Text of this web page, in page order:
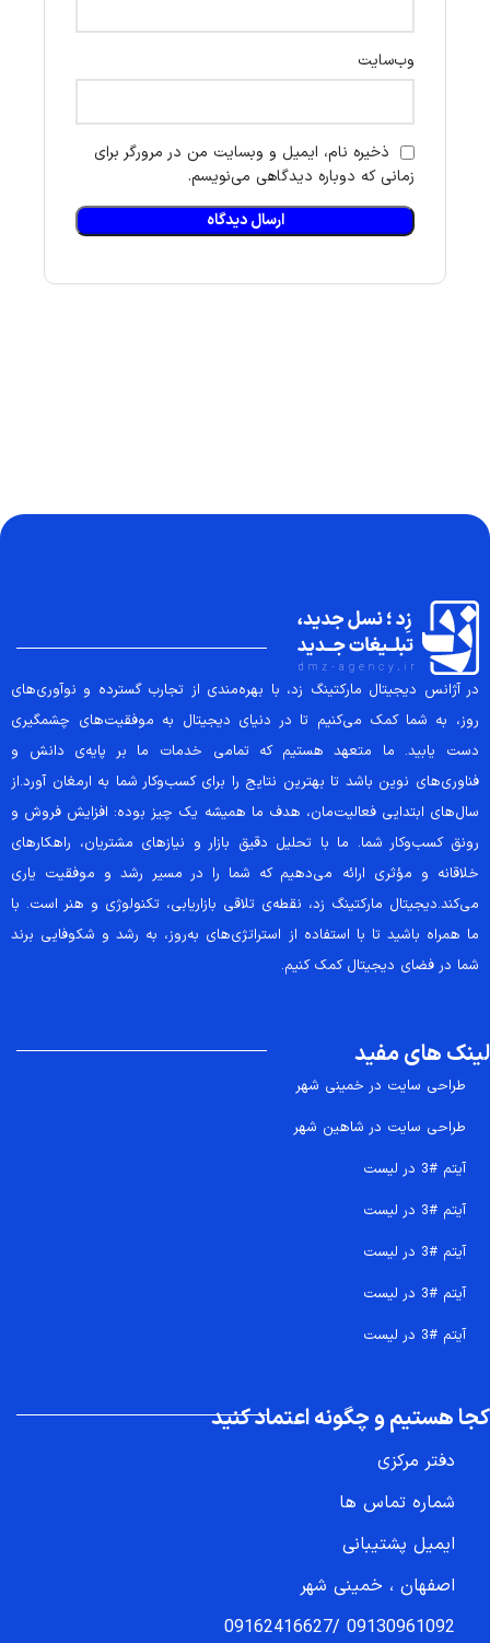
وب‌سایت
ذخیره نام، ایمیل و وبسایت من در مرورگر برای
زمانی که دوباره دیدگاهی می‌نویسم.
در آژانس دیجیتال مارکتینگ زد، با بهره‌مندی از تجارب گسترده و نوآوری‌های
روز، به شما کمک می‌کنیم تا در دنیای دیجیتال به موفقیت‌های چشمگیری
دست یابید. ما متعهد هستیم که تمامی خدمات ما بر پایه‌ی دانش و
فناوری‌های نوین باشد تا بهترین نتایج را برای کسب‌وکار شما به ارمغان آورد.از
سال‌های ابتدایی فعالیت‌مان، هدف ما همیشه یک چیز بوده: افزایش فروش و
رونق کسب‌وکار شما. ما با تحلیل دقیق بازار و نیازهای مشتریان، راهکارهای
خلاقانه و مؤثری ارائه می‌دهیم که شما را در مسیر رشد و موفقیت یاری
می‌کند.دیجیتال مارکتینگ زد، نقطه‌ی تلاقی بازاریابی، تکنولوژی و هنر است. با
ما همراه باشید تا با استفاده از استراتژی‌های به‌روز، به رشد و شکوفایی برند
شما در فضای دیجیتال کمک کنیم.
لینک های مفید
طراحی سایت در خمینی شهر
طراحی سایت در شاهین شهر
آیتم #3 در لیست
آیتم #3 در لیست
آیتم #3 در لیست
آیتم #3 در لیست
آیتم #3 در لیست
کجا هستیم و چگونه اعتماد کنید
دفتر مرکزی
شماره تماس ها
ایمیل پشتیبانی
اصفهان ، خمینی شهر
09130961092
/
09162416627